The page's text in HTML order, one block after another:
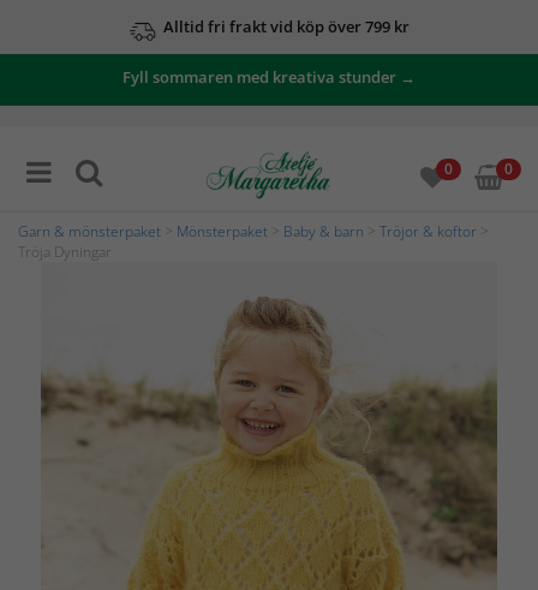
Alltid fri frakt vid köp över 799 kr
Fyll sommaren med kreativa stunder →
0 0
Garn & mönsterpaket Mönsterpaket Baby & barn Tröjor & koftor
Tröja Dyningar